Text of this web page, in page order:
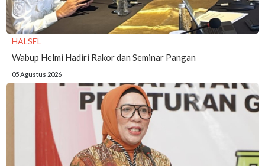
HALSEL
Wabup Helmi Hadiri Rakor dan Seminar Pangan
05 Agustus 2026